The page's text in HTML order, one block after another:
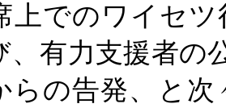
上でのワイセ
、有力支援者の
らの告発、と